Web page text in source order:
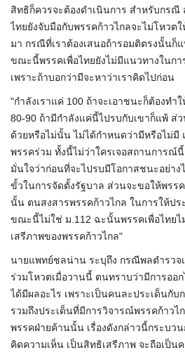
สิทธิก็ควรจะต้องดำเนินการ สำหรับกรณี
ไทยยังจับมือกับพรรคก้าวไกลจะไม่โหวต
มา กรณีที่เราต้องเสนอถ้ารอมติตรงนั้นก็แ
ขณะนี้พรรคเพื่อไทยยังไม่มีแนวทางในกา
เพราะถ้าบอกว่ามีจะหาว่าเราคิดไปก่อน
"กำลังเราแค่ 100 ถ้าจะเอาชนะก็ต้องทำ
80-90 ถ้ามีกำลังแค่นี้ไปรบกับเขาก็แพ้ ส่
ด้วยหรือไม่นั้น ไม่ได้กำหนดว่ามีหรือไม่มี
พรรคร่วม ทั้งนี้ไม่ว่าใครเจอสถานการณ์
มั่นใจว่าก่อนที่จะไปรบมีโอกาสชนะอย่าง
ขั้วในการจัดตั้งรัฐบาล ส่วนจะขอให้พรร
นั้น ตนสงสารพรรคก้าวไกล ในการให้ปร
ขณะนี้ไม่ใช่ ม.112 ฉะนั้นพรรคเพื่อไทยไ
เสรีภาพของพรรคก้าวไกล"
นายแพทย์ชลน่าน ระบุถึง กรณีพลตำรวจ
ร่วมโหวตเมื่อวานนี้ ตนทราบว่ามีการออ
ได้มีผลอะไร เพราะเป็นคนละประเด็นกั
รวมถึงประเด็นที่มีการวิจารณ์พรรคก้าวไ
พรรคฝ่ายค้านนั้น เรื่องดังกล่าวนี้กระบว
คิดความเห็น เป็นสิทธิเสรีภาพ จะถือเป็น